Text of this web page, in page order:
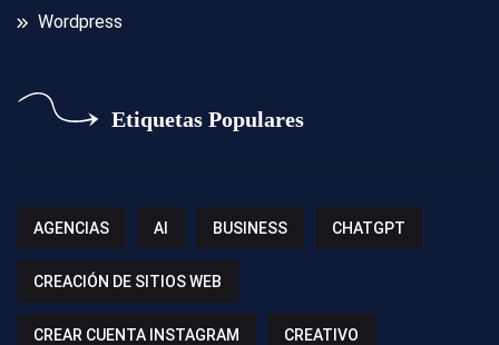
Wordpress
Etiquetas Populares
AGENCIAS AI BUSINESS CHATGPT
CREACIÓN DE SITIOS WEB
CREAR CUENTA INSTAGRAM CREATIVO